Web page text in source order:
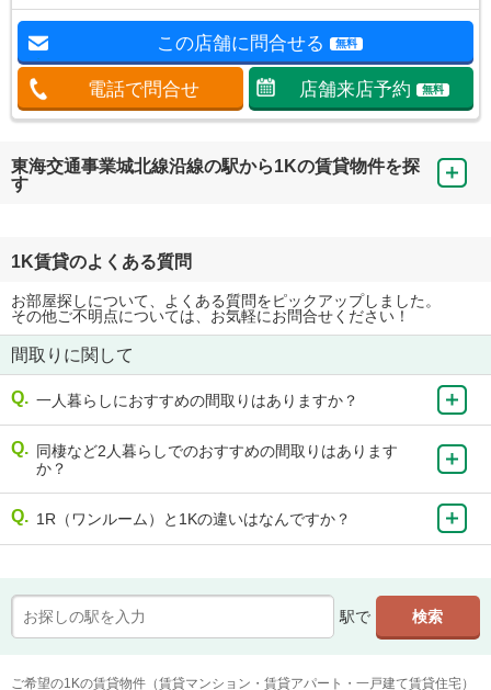
この店舗に問合せる 無料
電話で問合せ 店舗来店予約 無料
東海交通事業城北線沿線の駅から1Kの賃貸物件を探
す
1K賃貸のよくある質問
お部屋探しについて、よくある質問をピックアップしました。
その他ご不明点については、お気軽にお問合せください！
間取りに関して
一人暮らしにおすすめの間取りはありますか？
同棲など2人暮らしでのおすすめの間取りはあります
か？
1R（ワンルーム）と1Kの違いはなんですか？
駅で
ご希望の1Kの賃貸物件（賃貸マンション・賃貸アパート・一戸建て賃貸住宅）